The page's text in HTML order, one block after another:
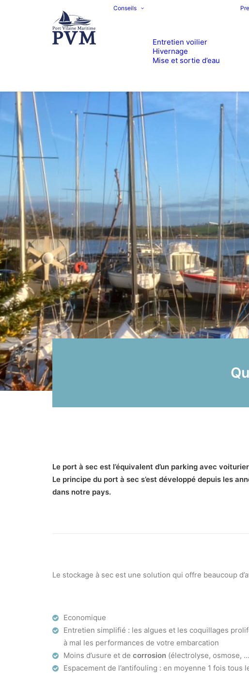
Conseils
Entretien voilier
Hivernage
Mise et sortie d’eau
Le port à sec est l’équivalent d’un parking avec
Le principe du port à sec s’est développé depuis les
dans notre pays.
Le stockage à sec est une solution qui offre beaucoup
Economique
Entretien simplifié : les algues et les coquillages
à mal les performances de votre embarcation
Moins d’usure et de corrosion (électrolyse, osmose,
Espacement de l’antifouling : en moyenne 1 fois tous